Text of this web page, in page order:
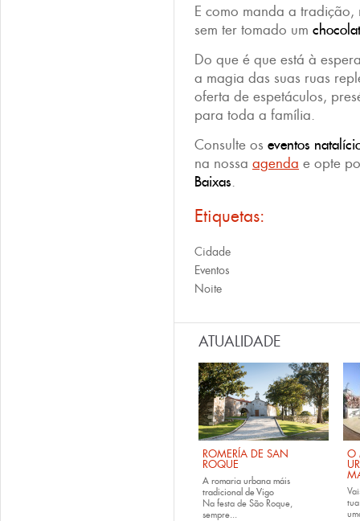
E como manda a
sem ter tomado um
Do que é que está à
a magia das suas ruas
oferta de espetáculos,
para toda a família.
Consulte os eventos
na nossa agenda e opte
Baixas.
Etiquetas:
Cidade
Eventos
Noite
ATUALIDADE
ROMERÍA DE SAN
ROQUE
A romaria urbana máis
tradicional de Vigo
Na festa de São Roque,
sempre...
O